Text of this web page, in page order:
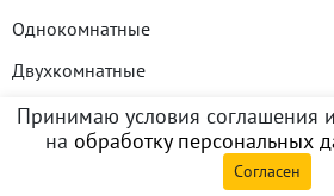
Однокомнатные
Двухкомнатные
Трехкомнатные
Четырехкомнатные и выше
Принимаю условия соглашения
на обработку персональных
Согласен